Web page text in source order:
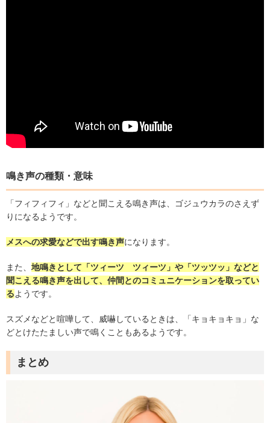
鳴き声の種類・意味
「フィフィフィ」などと聞こえる鳴き声は、ゴジュウカラのさえず
りになるようです。
メスへの求愛などで出す鳴き声になります。
また、 地鳴きとして「ツィーツ ツィーツ」や「ツッツッ」などと
聞こえる鳴き声を出して、仲間とのコミュニケーションを取ってい
るようです。
スズメなどと喧嘩して、威嚇しているときは、「キョキョキョ」な
どとけたたましい声で鳴くこともあるようです。
まとめ